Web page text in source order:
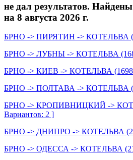
не дал результатов.
на 8 августа 2026 г.
БРНО -> ПИРЯТИН -> КОТЕЛЬВА
БРНО -> ЛУБНЫ -> КОТЕЛЬВА
БРНО -> КИЕВ -> КОТЕЛЬВА (1698
БРНО -> ПОЛТАВА -> КОТЕЛЬВА
БРНО -> КРОПИВНИЦКИЙ ->
Вариантов: 2 ]
БРНО -> ДНИПРО -> КОТЕЛЬВА
БРНО -> ОДЕССА -> КОТЕЛЬВА